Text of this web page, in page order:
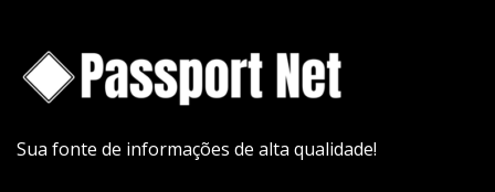
Sua fonte de informações de alta qualidade!